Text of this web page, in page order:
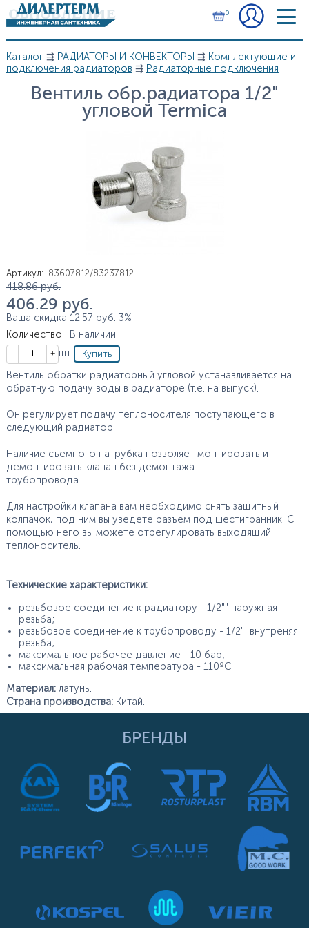
Перейти к основному содержанию
0
Вы здесь
Каталог⇶ РАДИАТОРЫ И КОНВЕКТОРЫ ⇶ Комплектующие и
подключения радиаторов ⇶ Радиаторные подключения
Вентиль обр.радиатора 1/2"
угловой Termica
Артикул: 83607812/83237812
Цена
418.86 руб.
406.29 руб.
Ваша скидка 12.57 руб. 3%
Количество:
В наличии
Кол-во
шт
Вентиль обратки радиаторный угловой устанавливается на
обратную подачу воды в радиаторе (т.е. на выпуск).
Он регулирует подачу теплоносителя поступающего в
следующий радиатор.
Наличие съемного патрубка позволяет монтировать и
демонтировать клапан без демонтажа
трубопровода.
Для настройки клапана вам необходимо снять защитный
колпачок, под ним вы уведете разъем под шестигранник. С
помощью него вы можете отрегулировать выходящий
теплоноситель.
Технические характеристики:
резьбовое соединение к радиатору - 1/2"" наружная
резьба;
резьбовое соединение к трубопроводу - 1/2" внутреняя
резьба;
максимальное рабочее давление - 10 бар;
максимальная рабочая температура - 110ºС.
Материал:латунь.
Страна производства:Китай.
БРЕНДЫ